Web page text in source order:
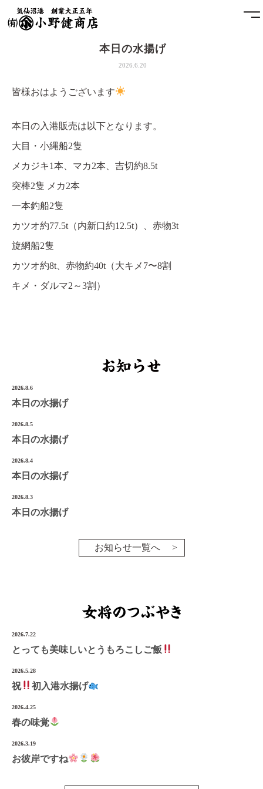
本日の水揚げ
2026.6.20
皆様おはようございます
本日の入港販売は以下となります。
大目・小縄船2隻
メカジキ1本、マカ2本、吉切約8.5t
突棒2隻 メカ2本
一本釣船2隻
カツオ約77.5t（内新口約12.5t）、赤物3t
旋網船2隻
カツオ約8t、赤物約40t（大キメ7〜8割
キメ・ダルマ2～3割）
2026.8.6
本日の水揚げ
2026.8.5
本日の水揚げ
2026.8.4
本日の水揚げ
2026.8.3
本日の水揚げ
お知らせ一覧へ
2026.7.22
とっても美味しいとうもろこしご飯
2026.5.28
祝 初入港水揚げ
2026.4.25
春の味覚
2026.3.19
お彼岸ですね
小野健商店について
魚問屋と港町の発展
土藏
お問合せ
宮城県気仙沼市南町1-3-14
Tel.0226-22-3134